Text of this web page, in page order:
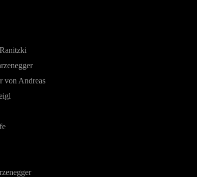
von Andreas